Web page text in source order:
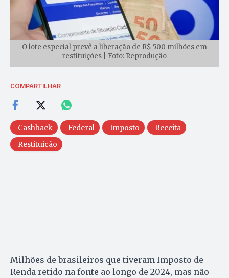
O lote especial prevê a liberação de R$ 500 milhões em
restituições | Foto: Reprodução
COMPARTILHAR
Cashback Federal Imposto
Receita
Restituição
Milhões de brasileiros que tiveram Imposto de
Renda retido na fonte ao longo de 2024, mas não